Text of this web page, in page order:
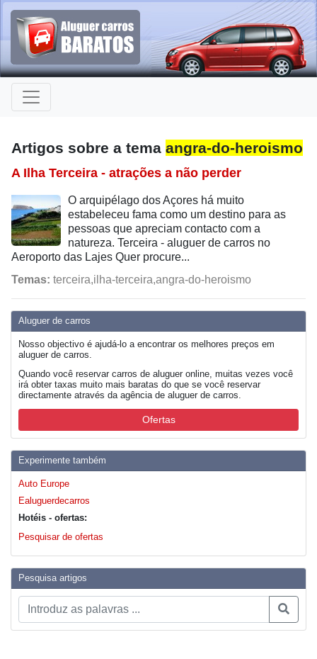
Aluguer de carros
Nosso objectivo é ajudá-lo a encontrar os melhores preços em
aluguer de carros.
Quando você reservar carros de aluguer online, muitas vezes você
irá obter taxas muito mais baratas do que se você reservar
directamente através da agência de aluguer de carros.
Ofertas
Experimente também
Auto Europe
Ealuguerdecarros
Hotéis - ofertas:
Pesquisar de ofertas
Pesquisa artigos
Artigos sobre a tema angra-do-heroismo
A Ilha Terceira - atrações a não perder
O arquipélago dos Açores há muito
estabeleceu fama como um destino para as
pessoas que apreciam contacto com a
natureza. Terceira - aluguer de carros no
Aeroporto das Lajes Quer procure...
Temas: terceira,ilha-terceira,angra-do-heroismo